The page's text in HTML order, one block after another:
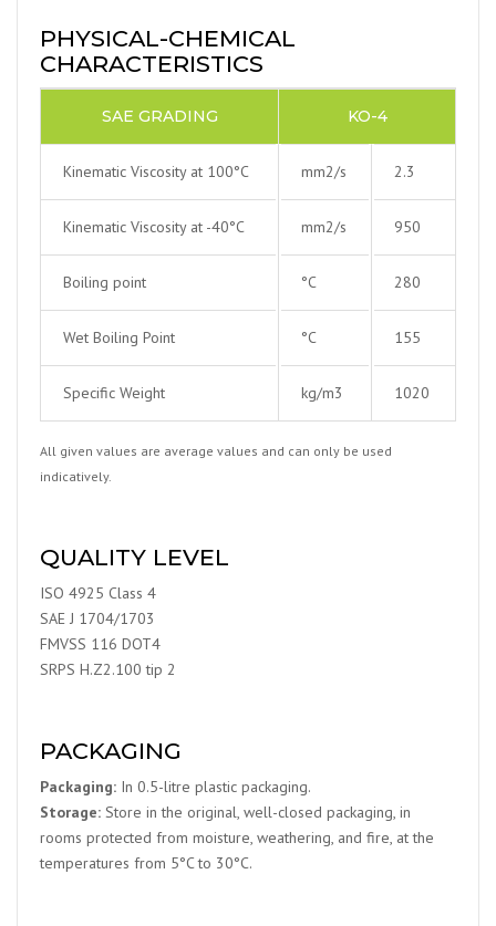
PHYSICAL-CHEMICAL
CHARACTERISTICS
SAE GRADING KO-4
Kinematic Viscosity at 100°C mm2/s 2.3
Kinematic Viscosity at -40°C mm2/s 950
Boiling point °C 280
Wet Boiling Point °C 155
Specific Weight kg/m3 1020
All given values are average values and can only be used
indicatively.
QUALITY LEVEL
ISO 4925 Class 4
SAE J 1704/1703
FMVSS 116 DOT4
SRPS H.Z2.100 tip 2
PACKAGING
Packaging: In 0.5-litre plastic packaging.
Storage: Store in the original, well-closed packaging, in
rooms protected from moisture, weathering, and fire, at the
temperatures from 5°C to 30°C.